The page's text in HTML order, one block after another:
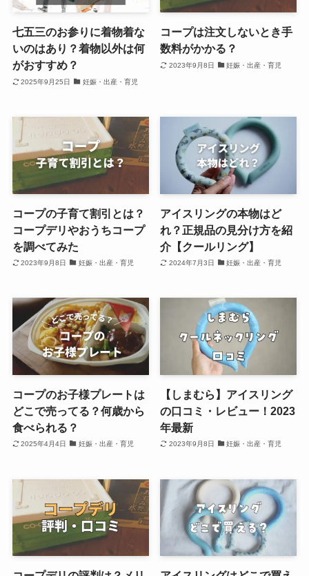
七五三のお参りに着物着な
いのはあり？着物以外は何
がおすすめ？
2025年9月25日 妊娠・出産・育児
コープは注文しないとき手
数料がかかる？
2023年9月8日 妊娠・出産・育児
コープの子育て割引とは？
コープデリやおうちコープ
を調べてみた
2023年9月8日 妊娠・出産・育児
アイスリングの本物はど
れ？正規品の見分け方を紹
介【クールリング】
2024年7月3日 妊娠・出産・育児
コープのお子様プレートは
どこで売ってる？何歳から
食べられる？
2025年4月4日 妊娠・出産・育児
【しまむら】アイスリング
の口コミ・レビュー！2023
年最新
2023年9月8日 妊娠・出産・育児